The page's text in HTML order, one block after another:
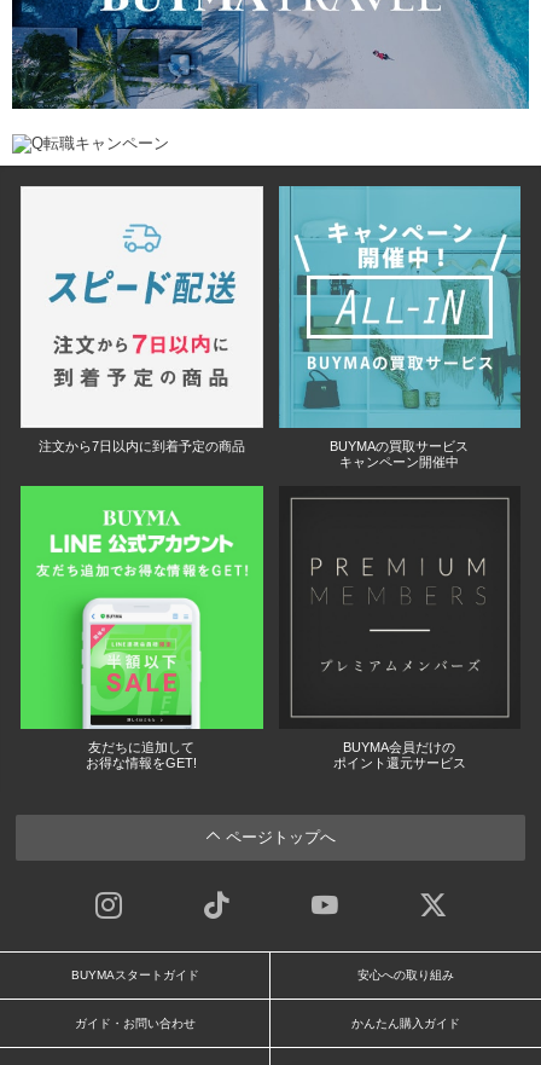
注文から7日以内に到着予定の商品
BUYMAの買取サービス
キャンペーン開催中
友だちに追加して
お得な情報をGET!
BUYMA会員だけの
ポイント還元サービス
ページトップへ
BUYMAスタートガイド 安心への取り組み
ガイド・お問い合わせ かんたん購入ガイド